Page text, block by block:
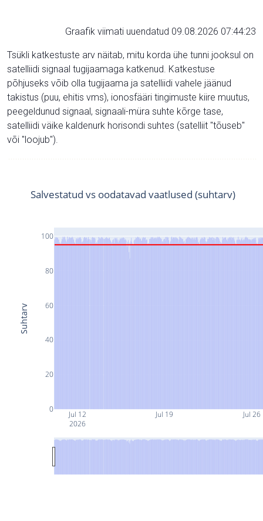
Graafik viimati uuendatud 09.08.2026 07:44:23
Tsükli katkestuste arv näitab, mitu korda ühe tunni jooksul on
satelliidi signaal tugijaamaga katkenud. Katkestuse
põhjuseks võib olla tugijaama ja satelliidi vahele jäänud
takistus (puu, ehitis vms), ionosfääri tingimuste kiire muutus,
peegeldunud signaal, signaali-müra suhte kõrge tase,
satelliidi väike kaldenurk horisondi suhtes (satelliit "tõuseb"
või "loojub").
Jul 12
2026
Jul 19 Jul 26
0
20
40
60
80
100
Salvestatud vs oodatavad vaatlused (suhtarv)
Suhtarv